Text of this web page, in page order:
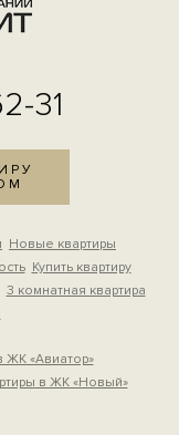
31
Новые квартиры
Купить квартиру
3 комнатная квартира
ЖК «Авиатор»
в ЖК «Новый»